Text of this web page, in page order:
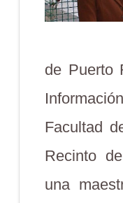
de Puerto
Facultad
Recinto
una